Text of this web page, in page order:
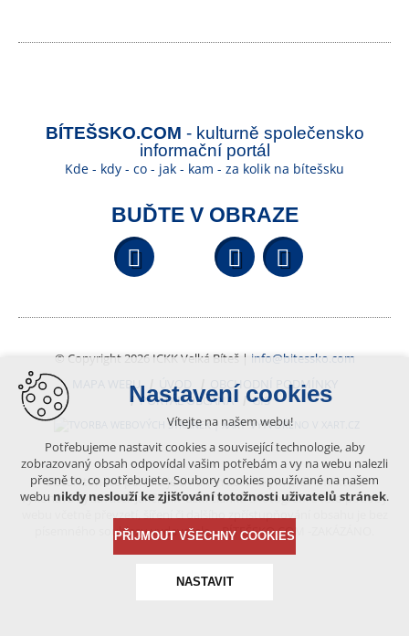
BÍTEŠSKO.COM - kulturně společensko
informační portál
Kde - kdy - co - jak - kam - za kolik na bítešsku
BUĎTE V OBRAZE
Facebook YouTube
© Copyright 2026 ICKK Velká Bíteš | info@bitessko.com
MAPA WEBU
ÚVOD
OBCHODNÍ PODMÍNKY
PORTÁL OBČANA
GIS
VYTVOŘENO V XART.CZ
Obsah tohoto portálu je chráněn autorským právem, které
vykonává vydavatel. Jakékoliv užití článků a fotografií z této podoby
písemného souhlasu vydavatele – BÍTEŠSKO.COM -ZAKÁZÁNO.
Nastavení cookies
Vítejte na našem webu!
Potřebujeme nastavit cookies a související technologie, aby
zobrazovaný obsah odpovídal vašim potřebám a vy na webu nalezli
přesně to, co potřebujete. Soubory cookies používané na našem
webu nikdy neslouží ke zjišťování totožnosti uživatelů stránek.
PŘIJMOUT VŠECHNY COOKIES
NASTAVIT